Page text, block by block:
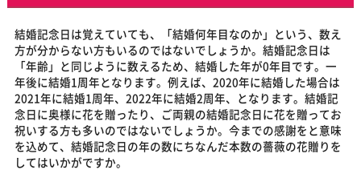
結婚記念日は覚えていても、「結婚何年目なのか」という、数え
方が分からない方もいるのではないでしょうか。結婚記念日は
「年齢」と同じように数えるため、結婚した年が0年目です。一
年後に結婚1周年となります。例えば、2020年に結婚した場合は
2021年に結婚1周年、2022年に結婚2周年、となります。結婚記
念日に奥様に花を贈ったり、ご両親の結婚記念日に花を贈ってお
祝いする方も多いのではないでしょうか。今までの感謝をと意味
を込めて、結婚記念日の年の数にちなんだ本数の薔薇の花贈りを
してはいかがですか。